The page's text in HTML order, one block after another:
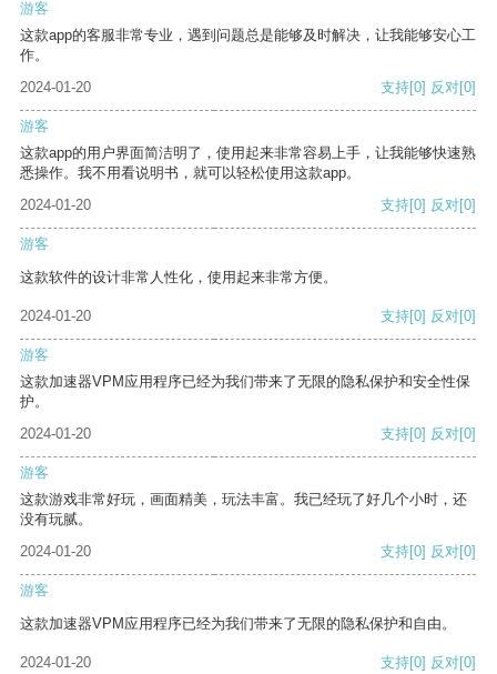
游客
这款app的客服非常专业，遇到问题总是能够及时解决，让我能够安心工
作。
2024-01-20
支持[0] 反对[0]
游客
这款app的用户界面简洁明了，使用起来非常容易上手，让我能够快速熟
悉操作。我不用看说明书，就可以轻松使用这款app。
2024-01-20
支持[0] 反对[0]
游客
这款软件的设计非常人性化，使用起来非常方便。
2024-01-20 支持[0] 反对[0]
游客
这款加速器VPM应用程序已经为我们带来了无限的隐私保护和安全性保
护。
2024-01-20
支持[0] 反对[0]
游客
这款游戏非常好玩，画面精美，玩法丰富。我已经玩了好几个小时，还
没有玩腻。
2024-01-20
支持[0] 反对[0]
游客
这款加速器VPM应用程序已经为我们带来了无限的隐私保护和自由。
2024-01-20 支持[0] 反对[0]